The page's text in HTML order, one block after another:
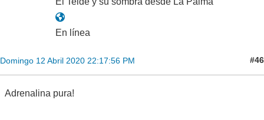
En línea
Domingo 12 Abril 2020 22:17:56 PM #46
Adrenalina pura!